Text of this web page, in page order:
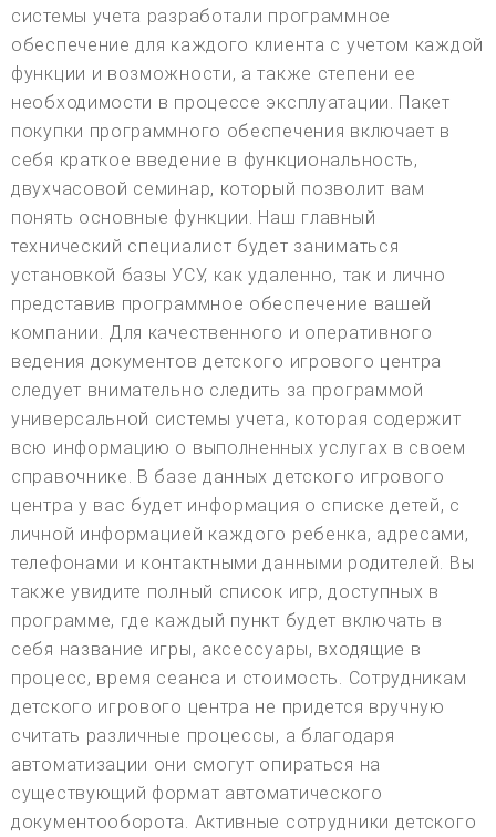
системы учета разработали программное
обеспечение для каждого клиента с учетом каждой
функции и возможности, а также степени ее
необходимости в процессе эксплуатации. Пакет
покупки программного обеспечения включает в
себя краткое введение в функциональность,
двухчасовой семинар, который позволит вам
понять основные функции. Наш главный
технический специалист будет заниматься
установкой базы УСУ, как удаленно, так и лично
представив программное обеспечение вашей
компании. Для качественного и оперативного
ведения документов детского игрового центра
следует внимательно следить за программой
универсальной системы учета, которая содержит
всю информацию о выполненных услугах в своем
справочнике. В базе данных детского игрового
центра у вас будет информация о списке детей, с
личной информацией каждого ребенка, адресами,
телефонами и контактными данными родителей. Вы
также увидите полный список игр, доступных в
программе, где каждый пункт будет включать в
себя название игры, аксессуары, входящие в
процесс, время сеанса и стоимость. Сотрудникам
детского игрового центра не придется вручную
считать различные процессы, а благодаря
автоматизации они смогут опираться на
существующий формат автоматического
документооборота. Активные сотрудники детского